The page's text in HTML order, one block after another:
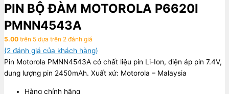
PIN BỘ ĐÀM MOTOROLA P6620I
PMNN4543A
5.00 trên 5 dựa trên 2 đánh giá
(2 đánh giá của khách hàng)
Pin Motorola PMNN4543A có chất liệu pin Li-Ion, điện áp pin 7.4V,
dung lượng pin 2450mAh. Xuất xứ: Motorola – Malaysia
Hàng chính hãng